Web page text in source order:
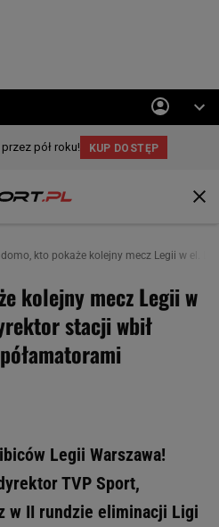
kto pokaże kolejny mecz Legii w el.
kolejny mecz Legii w
stacji wbił
Legii Warszawa!
TVP Sport,
w II rundzie eliminacji Ligi